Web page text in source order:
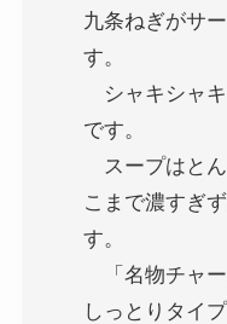
九条ねぎがサ
す。
シャキシャ
です。
スープはと
こまで濃すぎ
す。
「名物チャ
しっとりタイプ